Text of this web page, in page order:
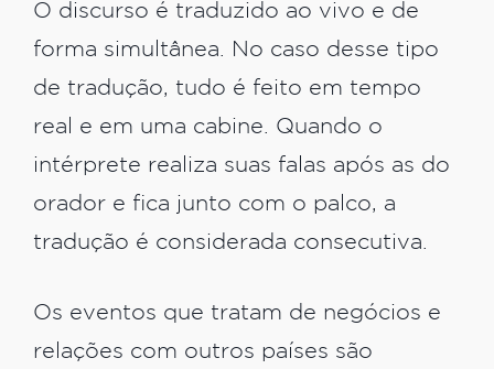
O discurso é traduzido ao vivo e de
forma simultânea. No caso desse tipo
de tradução, tudo é feito em tempo
real e em uma cabine. Quando o
intérprete realiza suas falas após as do
orador e fica junto com o palco, a
tradução é considerada consecutiva.
Os eventos que tratam de negócios e
relações com outros países são